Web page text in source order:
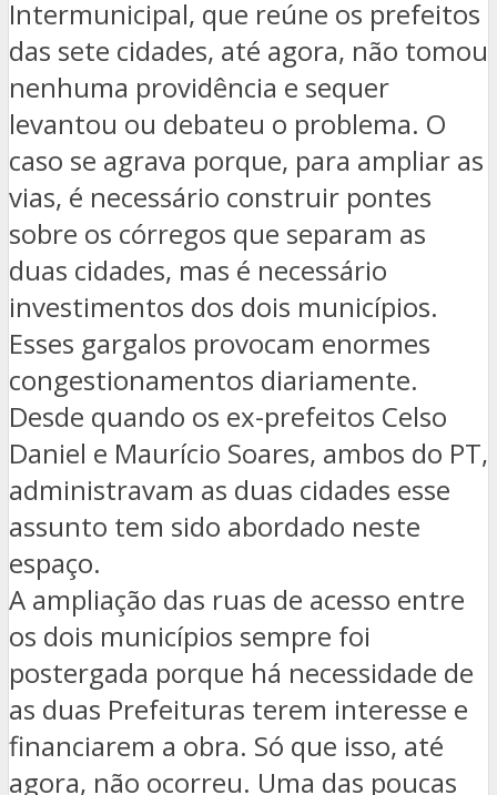
Intermunicipal, que reúne os prefeitos
das sete cidades, até agora, não tomou
nenhuma providência e sequer
levantou ou debateu o problema. O
caso se agrava porque, para ampliar as
vias, é necessário construir pontes
sobre os córregos que separam as
duas cidades, mas é necessário
investimentos dos dois municípios.
Esses gargalos provocam enormes
congestionamentos diariamente.
Desde quando os ex-prefeitos Celso
Daniel e Maurício Soares, ambos do PT,
administravam as duas cidades esse
assunto tem sido abordado neste
espaço.
A ampliação das ruas de acesso entre
os dois municípios sempre foi
postergada porque há necessidade de
as duas Prefeituras terem interesse e
financiarem a obra. Só que isso, até
agora, não ocorreu. Uma das poucas